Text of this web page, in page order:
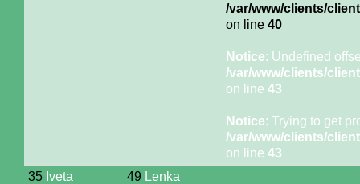
/var/www/clients/
on line 40
Notice: Undefined
/var/www/clients/
on line 43
Notice: Trying to get
/var/www/clients/
on line 43
35 Iveta
49 Lenka